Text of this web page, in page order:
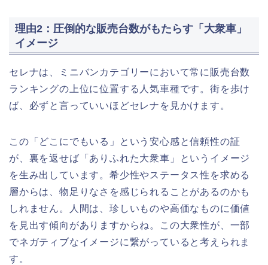
理由2：圧倒的な販売台数がもたらす「大衆車」
イメージ
セレナは、ミニバンカテゴリーにおいて常に販売台数
ランキングの上位に位置する人気車種です。街を歩け
ば、必ずと言っていいほどセレナを見かけます。
この「どこにでもいる」という安心感と信頼性の証
が、裏を返せば「ありふれた大衆車」というイメージ
を生み出しています。希少性やステータス性を求める
層からは、物足りなさを感じられることがあるのかも
しれません。人間は、珍しいものや高価なものに価値
を見出す傾向がありますからね。この大衆性が、一部
でネガティブなイメージに繋がっていると考えられま
す。